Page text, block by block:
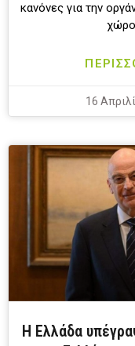
κανόνες για την
16
Η Ελλάδα